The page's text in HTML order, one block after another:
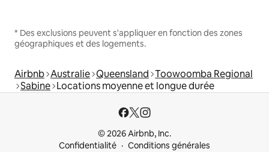
* Des exclusions peuvent s'appliquer en fonction des zones
géographiques et des logements.
Airbnb Australie Queensland Toowoomba Regional
Sabine Locations moyenne et longue durée
© 2026 Airbnb, Inc.
Confidentialité
Conditions générales